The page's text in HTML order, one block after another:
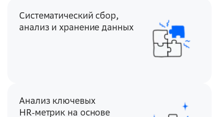
Систематический сбор,
анализ и хранение данных
Анализ ключевых
HR‑метрик на основе